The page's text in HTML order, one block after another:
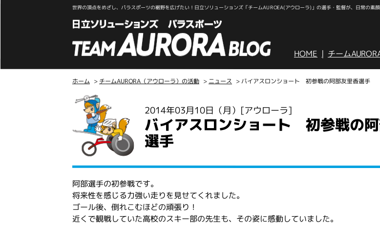
世界の頂点をめざし、パラスポーツの裾野を広げたい！日立ソリューションズ「チームAUROEA(アウローラ)」の選手・監督が、日常の素
HOME チーム
ホーム > チームAURORA（アウローラ）の活動 > ニュース > バイアスロンショート 初参戦の阿部友里香選手
2014年03月10日（月） [アウローラ]
バイアスロンショート 初参戦の
選手
阿部選手の初参戦です。
将来性を感じる力強い走りを見せてくれました。
ゴール後、倒れこむほどの頑張り！
近くで観戦していた高校のスキー部の先生も、その姿に感動していました。